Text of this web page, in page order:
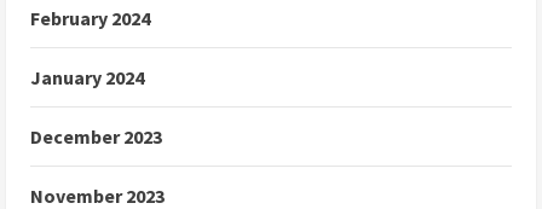
February 2024
January 2024
December 2023
November 2023